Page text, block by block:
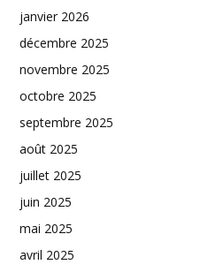
janvier 2026
décembre 2025
novembre 2025
octobre 2025
septembre 2025
août 2025
juillet 2025
juin 2025
mai 2025
avril 2025